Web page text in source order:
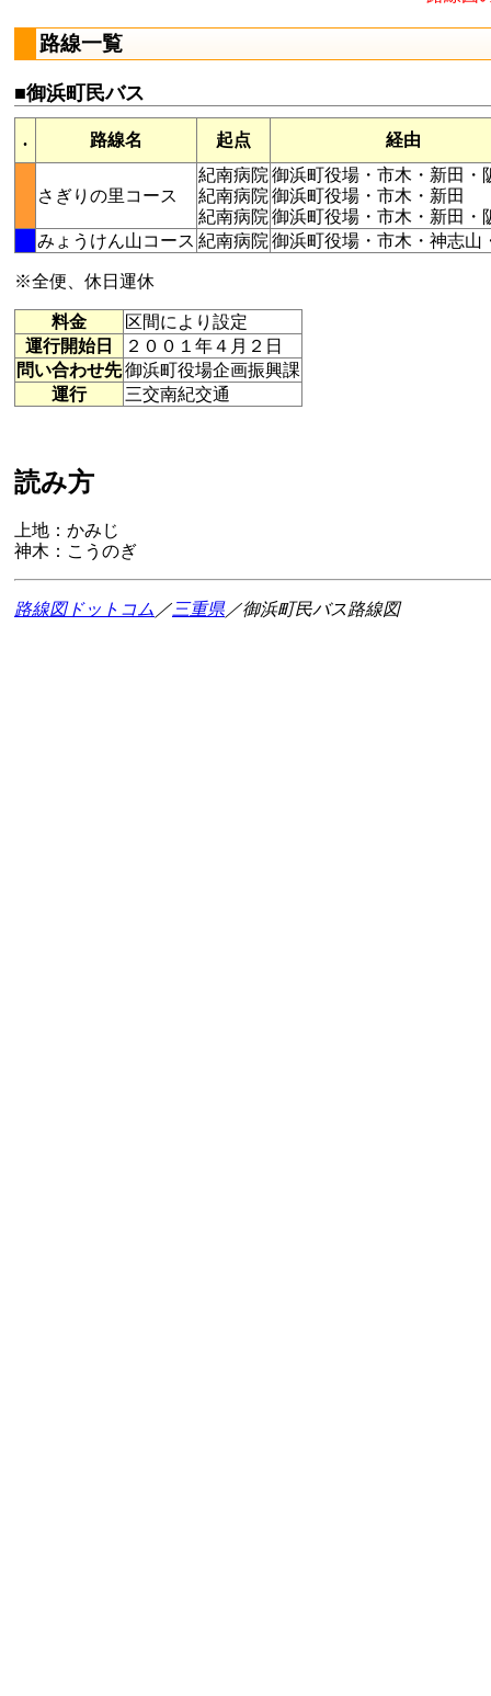
路線一覧
■御浜町民バス
. 路線名 起点 経由
さぎりの里コース
紀南病院
紀南病院
紀南病院
御浜町役場・市木・新田・
御浜町役場・市木・新田
御浜町役場・市木・新田・
みょうけん山コース 紀南病院 御浜町役場・市木・神志山
※全便、休日運休
料金
区間により設定
運行開始日
２００１年４月２日
問い合わせ先御浜町役場企画振興課
運行
三交南紀交通
読み方
上地：かみじ
神木：こうのぎ
路線図ドットコム ／ 三重県／御浜町民バス路線図